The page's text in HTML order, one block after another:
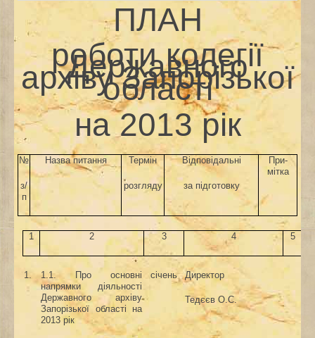
ПЛАН
роботи колегії
Державного
архіву Запорізької
області
на 2013 рік
№
з/
п
Назва питання Термін
розгляду
Відповідальні
за підготовку
При-
мітка
1 2 3 4 5
1.
1.1. Про основні
напрямки діяльності
Державного архіву
Запорізької області на
2013 рік
січень Директор
Тедєєв О.С.